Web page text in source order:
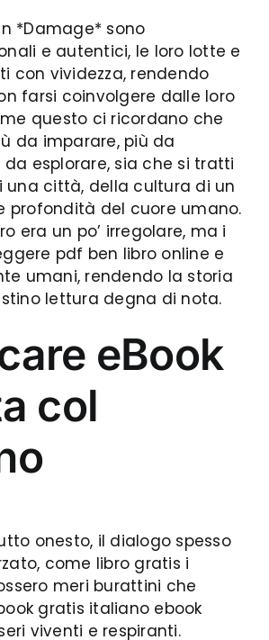
*Damage* sono
e autentici, le loro lotte e
con vividezza, rendendo
farsi coinvolgere dalle loro
questo ci ricordano che
da imparare, più da
da esplorare, sia che si tratti
una città, della cultura di un
profondità del cuore umano.
era un po’ irregolare, ma i
pdf ben libro online e
umani, rendendo la storia
lettura degna di nota.
eBook
col
onesto, il dialogo spesso
come libro gratis i
meri burattini che
gratis italiano ebook
viventi e respiranti.